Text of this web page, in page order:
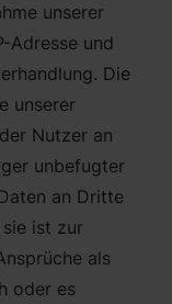
unserer
Adresse und
Die
unserer
Nutzer an
unbefugter
an Dritte
ist zur
als
oder es